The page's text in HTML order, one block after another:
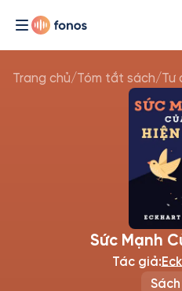
Trang chủ/Tóm tắt sách/Tư
Sức Mạnh
Tác giả: